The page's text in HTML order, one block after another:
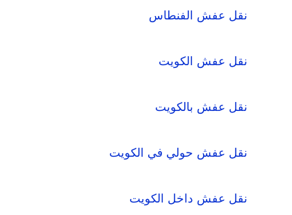
نقل عفش الفنطاس
نقل عفش الكويت
نقل عفش بالكويت
نقل عفش حولي في الكويت
نقل عفش داخل الكويت